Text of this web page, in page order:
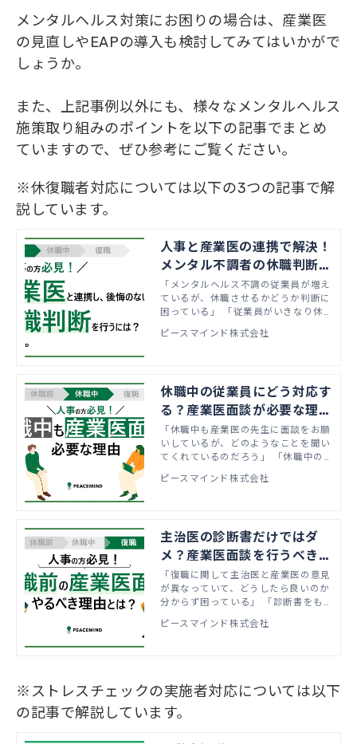
メンタルヘルス対策にお困りの場合は、産業医
の見直しやEAPの導入も検討してみてはいかがで
しょうか。
また、上記事例以外にも、様々なメンタルヘルス
施策取り組みのポイントを以下の記事でまとめ
ていますので、ぜひ参考にご覧ください。
※休復職者対応については以下の3つの記事で解
説しています。
人事と産業医の連携で解決！
メンタル不調者の休職判断の
悩み
「メンタルヘルス不調の従業員が増え
ているが、休職させるかどうか判断に
困っている」 「従業員がいきなり休
休職させて良いのか分からず対応に苦
に休職に入るまでの間で、人事と産業
医が連携して対応した場合のフローと
対応のポイントをご紹介いたします。
ピースマインド株式会社
休職中の従業員にどう対応す
る？産業医面談が必要な理由
とポイントを解説！
「休職中も産業医の先生に面談をお願
いしているが、どのようなことを聞い
てくれているのだろう」 「休職中の
なくなってしまっており、どうしたら
産業医の従業員との関わり方と関わる
際のポイントをご紹介いたします。
ピースマインド株式会社
主治医の診断書だけではダ
メ？産業医面談を行うべき理
由とポイントを解説！
「復職に関して主治医と産業医の意見
が異なっていて、どうしたら良いのか
分からず困っている」 「診断書をも
ったりパフォーマンスが上がらない」
ピースマインド株式会社
※ストレスチェックの実施者対応については以下
の記事で解説しています。